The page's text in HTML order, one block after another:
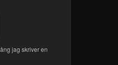
jag skriver en